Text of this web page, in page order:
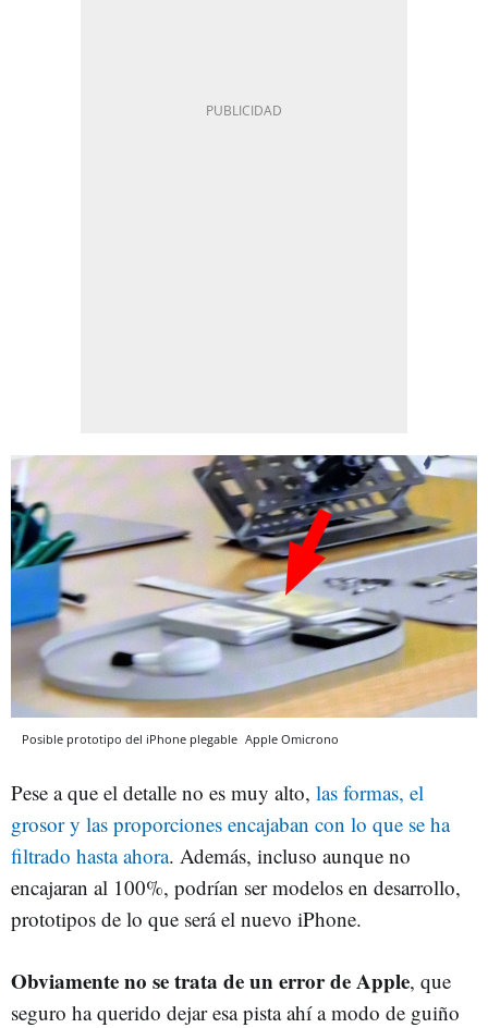
Posible prototipo del iPhone plegable Apple Omicrono
Pese a que el detalle no es muy alto, las formas, el
grosor y las proporciones encajaban con lo que se ha
filtrado hasta ahora. Además, incluso aunque no
encajaran al 100%, podrían ser modelos en desarrollo,
prototipos de lo que será el nuevo iPhone.
Obviamente no se trata de un error de Apple, que
seguro ha querido dejar esa pista ahí a modo de guiño